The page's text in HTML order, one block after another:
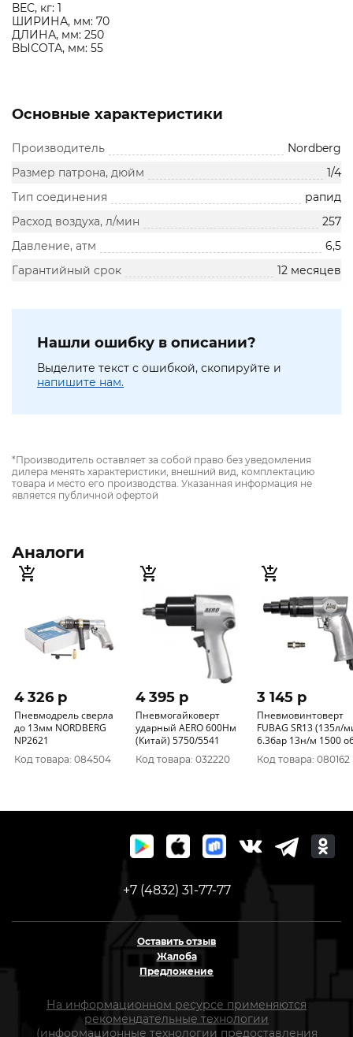
ВЕС, кг: 1
ШИРИНА, мм: 70
ДЛИНА, мм: 250
ВЫСОТА, мм: 55
Основные характеристики
Производитель
Nordberg
Размер патрона, дюйм
1/4
Тип соединения
рапид
Расход воздуха, л/мин
257
Давление, атм
6,5
Гарантийный срок
12 месяцев
Нашли ошибку в описании?
Выделите текст с ошибкой, скопируйте и
напишите нам.
*Производитель оставляет за собой право без уведомления
дилера менять характеристики, внешний вид, комплектацию
товара и место его производства. Указанная информация не
является публичной офертой
Аналоги
4 326 p
Пневмодрель сверла
до 13мм NORDBERG
NP2621
Код товара: 084504
4 395 p
Пневмогайковерт
ударный AERO 600Нм
(Китай) 5750/5541
Код товара: 032220
3 145 p
Пневмовинтоверт
FUBAG SR13 (135л/
6.3бар 13н/м 1500
мин) + рег. Муфта
100105
Код товара: 080162
+7 (4832) 31-77-77
Оставить отзыв
Жалоба
Предложение
На информационном ресурсе применяются
рекомендательные технологии
(информационные технологии предоставления